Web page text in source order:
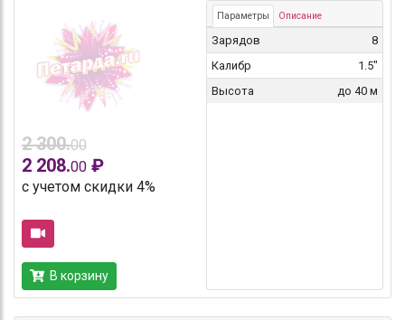
2 300.00
2 208.00 ₽
с учетом скидки 4%
В корзину
Параметры Описание
Зарядов
8
Калибр
1.5"
Высота
до 40 м